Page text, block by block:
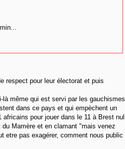
respect pour leur électorat et puis
même qui est servi par les gauchismes
dans ce pays et qui empèchent un
pour jouer dans le 11 à Brest nul
Mamère et en clamant "mais venez
etre pas exagérer, comment nous public